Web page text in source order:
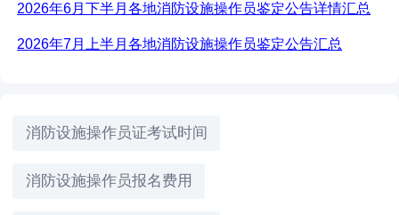
2026年6月下半月各地消防设施操作员鉴定公告详情汇总
2026年7月上半月各地消防设施操作员鉴定公告汇总
消防设施操作员证考试时间
消防设施操作员报名费用